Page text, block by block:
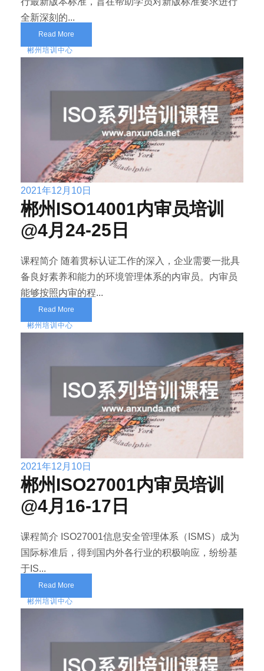
全新深刻的...
Read More
郴州培训中心
2021年12月10日
郴州ISO14001内审员培训
@4月24-25日
课程简介 随着贯标认证工作的深入，企业需要一批具
备良好素养和能力的环境管理体系的内审员。内审员
能够按照内审的程...
Read More
郴州培训中心
2021年12月10日
郴州ISO27001内审员培训
@4月16-17日
课程简介 ISO27001信息安全管理体系（ISMS）成为
国际标准后，得到国内外各行业的积极响应，纷纷基
于IS...
Read More
郴州培训中心